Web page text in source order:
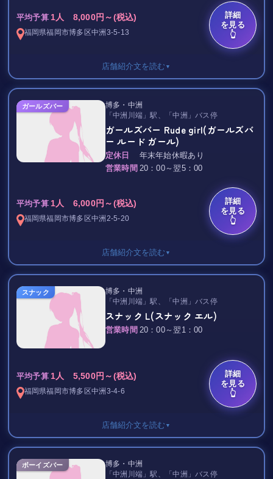
磨き上げたルックスと可愛らしい内面を持つ、
ずっと一緒にいたくなる魅力的な女性ばかりですので、
ここでしか体験できない優雅で幸せなひと時をお過ごしして頂
ご来店を心よりお待ちしております。
シングルチャージ 1,000円
指名料 2,000円
同伴料 2,000円
こと必至です☆
｡.:*★ CLUBGIOGIO（ジョジョ） ★ﾟ*:.｡
中洲で、ちょっぴり贅沢なオトナ時間を過ごしませんか？
男性の心をつかんで離さない女の子達と、
最高のお酒をご用意してお待ちしております。
ゴールドで統一された、クラシカルとモダンが交差する上品な店
内♪
非日常感を心の底から感じられるゴージャスな空間でお過ごしい
ただければ、
キャストも美人系から、可愛い系まで揃い踏み！
用しております！
お近くへ来た際には、ぜひご来店ください！
心よりお待ちしております。
平均予算 1人 8,000円～(税込)
福岡県福岡市博多区中洲3-5-13
詳細
を見る
👆
店舗紹介文を読む ▼
飲み放題 / 60分
エンプレスコース
(別途：TAX・サービス料10%)
（焼酎・ウィスキー・ブランデー・ソフトドリンクなど）
21:00以降 1500円UP
7,500円
(別途：TAX・サービス料10%)
（エンプレスコース＋カクテル・ワイン・ビール・ハイボールな
8,500円
(別途：TAX・サービス料10%)
（エンプレス・ゴールドコース＋熱かん・吉四六(壺）・フローズ
ンカクテル・
冷酒・バナナジュース・ハイボール（レモン付き可）など）
VIPフロア料金
シングルチャジ：2,000円(60分毎)
VIPフロアTAX・サービス料：15%
シングルチャージ：1,000円(60分毎)
ガールズバー
博多・中洲
「中洲川端」駅、「中洲」バス停
ガールズバー Rude girl(ガールズバ
ー ルード ガール)
定休日
年末年始休暇あり
営業時間 20：00～翌5：00
平均予算 1人 6,000円～(税込)
福岡県福岡市博多区中洲2-5-20
詳細
を見る
👆
店舗紹介文を読む ▼
飲み放題 4,000円/1H
TAX 20％
中洲中央通り沿いの1Fで入りやすい♪
明るくフレッシュな女の子たちと
飲んで歌って盛り上がれるガールズバー！☆
女の子は可愛くてとってもおしゃべりなので
なんとなく一人でいたくない夜や、
今夜はとことん飲むぞ！という時にどうぞ!!
明朗会計安心して飲めるお店です！
スナック
博多・中洲
「中洲川端」駅、「中洲」バス停
スナック L(スナック エル)
営業時間 20：00～翌1：00
平均予算 1人 5,500円～(税込)
福岡県福岡市博多区中洲3-4-6
詳細
を見る
👆
店舗紹介文を読む ▼
1セット 飲み放題 4,000円/1H
ボトルキープ 1セット 4,000円/90分
ボーイズバー
博多・中洲
「中洲川端」駅、「中洲」バス停